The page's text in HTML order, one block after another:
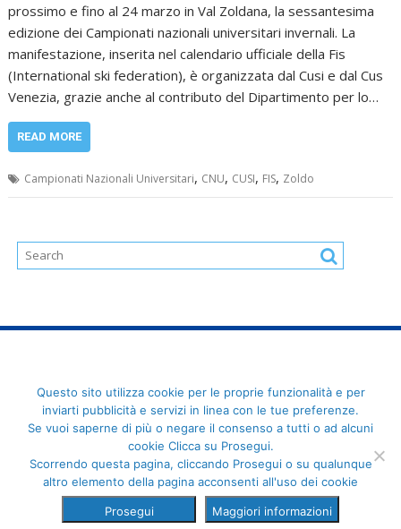
prossimo e fino al 24 marzo in Val Zoldana, la sessantesima
edizione dei Campionati nazionali universitari invernali. La
manifestazione, inserita nel calendario ufficiale della Fis
(International ski federation), è organizzata dal Cusi e dal Cus
Venezia, grazie anche al contributo del Dipartimento per lo…
READ MORE
Campionati Nazionali Universitari, CNU, CUSI, FIS, Zoldo
FederCUSI: Federazione Italiana dello Sport Universitario - Via
Angelo Brofferio, 7 - 00195 Roma - C.F. 80109270589
Questo sito utilizza cookie per le proprie funzionalità e per
inviarti pubblicità e servizi in linea con le tue preferenze.
Se vuoi saperne di più o negare il consenso a tutti o ad alcuni
cookie Clicca su Prosegui.
Scorrendo questa pagina, cliccando Prosegui o su qualunque
altro elemento della pagina acconsenti all'uso dei cookie
Prosegui Maggiori informazioni